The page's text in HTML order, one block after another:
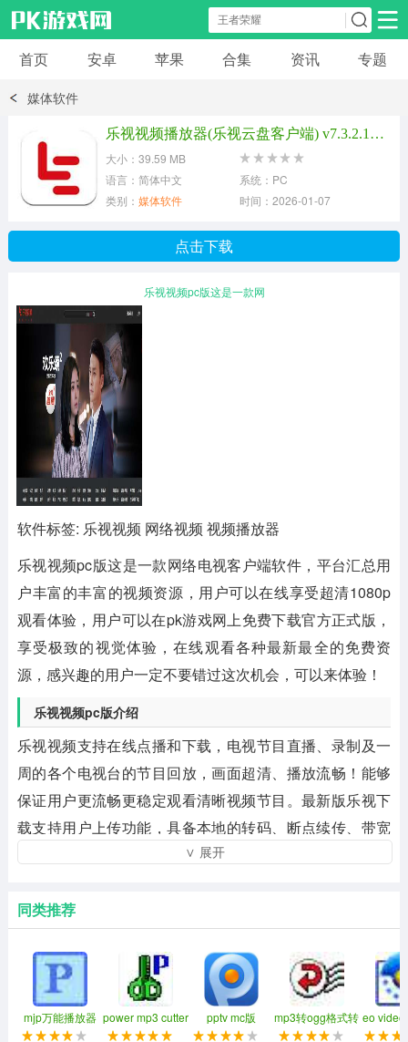
安卓应用 安卓游戏
模拟经营
首页 安卓 苹果 合集 资讯 专题
媒体软件
乐视视频播放器(乐视云盘客户端) v7.3.2.192 最新官方版
大小：39.59 MB
语言：简体中文
系统：PC
类别： 媒体软件 时间：2026-01-07
点击下载
乐视视频pc版这是一款网
软件标签: 乐视视频 网络视频 视频播放器
乐视视频pc版这是一款网络电视客户端软件，平台汇总用
户丰富的丰富的视频资源，用户可以在线享受超清1080p
观看体验，用户可以在pk游戏网上免费下载官方正式版，
享受极致的视觉体验，在线观看各种最新最全的免费资
源，感兴趣的用户一定不要错过这次机会，可以来体验！
乐视视频pc版介绍
乐视视频支持在线点播和下载，电视节目直播、录制及一
周的各个电视台的节目回放，画面超清、播放流畅！能够
保证用户更流畅更稳定观看清晰视频节目。最新版乐视下
载支持用户上传功能，具备本地的转码、断点续传、带宽
自适应等特点。 乐视网络电视拥有国内最全的影视节目，
视频，永远不会错过那个精彩节目。
乐视视频软件特色
1、支持在线、离线缓存看视频，打发时间最佳神器；
2、支持全网搜索，想看的影视剧都可以在这儿找到；
∨ 展开
同类推荐
mjp万能播放器 power mp3 cutter pptv mc版
mp3转ogg格式转
换器
eo